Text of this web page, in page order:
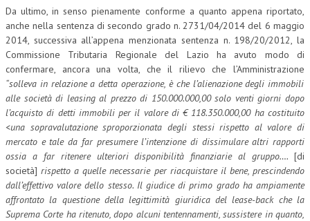
Da ultimo, in senso pienamente conforme a quanto appena riportato,
anche nella sentenza di secondo grado n. 2731/04/2014 del 6 maggio
2014, successiva all’appena menzionata sentenza n. 198/20/2012, la
Commissione Tributaria Regionale del Lazio ha avuto modo di
confermare, ancora una volta, che il rilievo che l’Amministrazione
“solleva in relazione a detta operazione, è che l’alienazione degli immobili
alle società di leasing al prezzo di 150.000.000,00 solo venti giorni dopo
l’acquisto di detti immobili per il valore di € 118.350.000,00 ha costituito
<una sopravalutazione sproporzionata degli stessi rispetto al valore di
mercato e tale da far presumere l’intenzione di dissimulare altri rapporti
ossia a far ritenere ulteriori disponibilità finanziarie al gruppo…. [di
società] rispetto a quelle necessarie per riacquistare il bene, prescindendo
dall’effettivo valore dello stesso. Il giudice di primo grado ha ampiamente
affrontato la questione della legittimità giuridica del lease-back che la
Suprema Corte ha ritenuto, dopo alcuni tentennamenti, sussistere in quanto,